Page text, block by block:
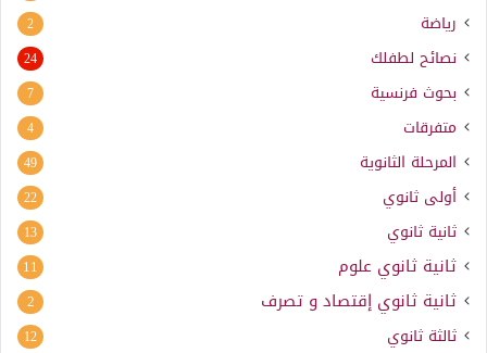
رياضة 2
نصائح لطفلك 24
بحوث فرنسية 7
متفرقات 4
المرحلة الثانوية 49
أولى ثانوي 22
ثانية ثانوي 13
ثانية ثانوي علوم 11
ثانية ثانوي إقتصاد و تصرف 2
ثالثة ثانوي 12